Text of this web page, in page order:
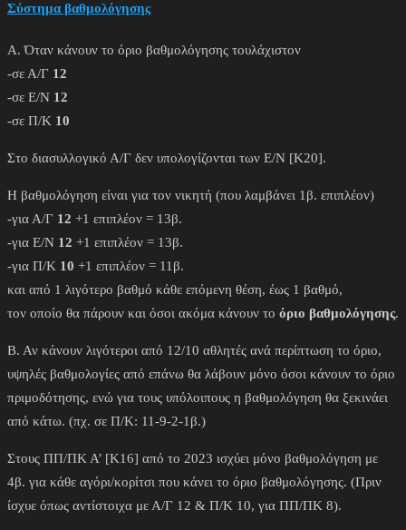
Σύστημα βαθμολόγησης
Α. Όταν κάνουν το όριο βαθμολόγησης τουλάχιστον
-σε Α/Γ 12
-σε Ε/Ν 12
-σε Π/Κ 10
Στο διασυλλογικό Α/Γ δεν υπολογίζονται των Ε/Ν [Κ20].
Η βαθμολόγηση είναι για τον νικητή (που λαμβάνει 1β. επιπλέον)
-για Α/Γ 12 +1 επιπλέον = 13β.
-για Ε/Ν 12 +1 επιπλέον = 13β.
-για Π/Κ 10 +1 επιπλέον = 11β.
και από 1 λιγότερο βαθμό κάθε επόμενη θέση, έως 1 βαθμό,
τον οποίο θα πάρουν και όσοι ακόμα κάνουν το όριο βαθμολόγησης.
Β. Αν κάνουν λιγότεροι από 12/10 αθλητές ανά περίπτωση το όριο,
υψηλές βαθμολογίες από επάνω θα λάβουν μόνο όσοι κάνουν το όριο
πριμοδότησης, ενώ για τους υπόλοιπους η βαθμολόγηση θα ξεκινάει
από κάτω. (πχ. σε Π/Κ: 11-9-2-1β.)
Στους ΠΠ/ΠΚ Α’ [Κ16] από το 2023 ισχύει μόνο βαθμολόγηση με
4β. για κάθε αγόρι/κορίτσι που κάνει το όριο βαθμολόγησης. (Πριν
ίσχυε όπως αντίστοιχα με Α/Γ 12 & Π/Κ 10, για ΠΠ/ΠΚ 8).